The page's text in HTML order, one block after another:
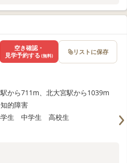
から711m、北大宮駅から1039m
的障害
生 中学生 高校生
空き確認・
見学予約する (無料) リストに保存